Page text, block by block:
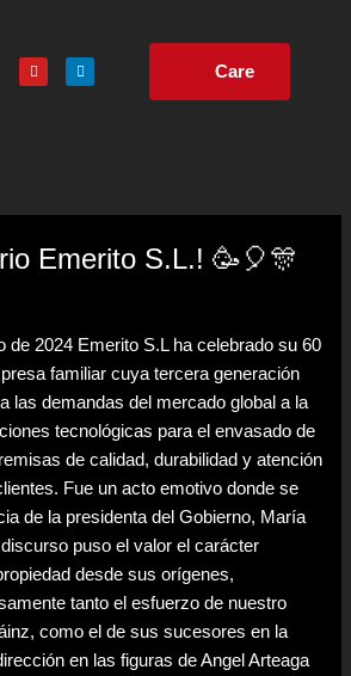
Y
o
u
L
i
n
Care
Emerito S.L.! 🥳🎈🎊
de 2024 Emerito S.L ha celebrado su 60
familiar cuya tercera generación
las demandas del mercado global a la
tecnológicas para el envasado de
de calidad, durabilidad y atención
Fue un acto emotivo donde se
de la presidenta del Gobierno, María
puso el valor el carácter
desde sus orígenes,
tanto el esfuerzo de nuestro
como el de sus sucesores en la
en las figuras de Angel Arteaga